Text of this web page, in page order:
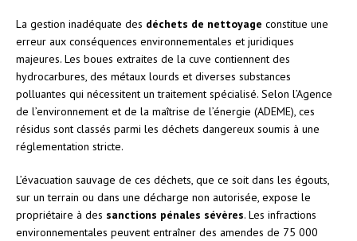
La gestion inadéquate des déchets de nettoyage constitue une
erreur aux conséquences environnementales et juridiques
majeures. Les boues extraites de la cuve contiennent des
hydrocarbures, des métaux lourds et diverses substances
polluantes qui nécessitent un traitement spécialisé. Selon l’Agence
de l’environnement et de la maîtrise de l’énergie (ADEME), ces
résidus sont classés parmi les déchets dangereux soumis à une
réglementation stricte.
L’évacuation sauvage de ces déchets, que ce soit dans les égouts,
sur un terrain ou dans une décharge non autorisée, expose le
propriétaire à des sanctions pénales sévères. Les infractions
environnementales peuvent entraîner des amendes de 75 000